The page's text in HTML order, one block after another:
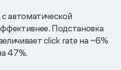
автоматической
Подстановка
click rate на ~6%
47%.